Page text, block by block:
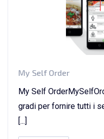
My Self Order
My Self
gradi per fornire tutti i
[...]